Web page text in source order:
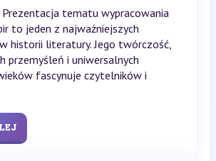
tematu wypracowania
to jeden z najważniejszych
historii literatury. Jego twórczość,
przemyśleń i uniwersalnych
fascynuje czytelników i